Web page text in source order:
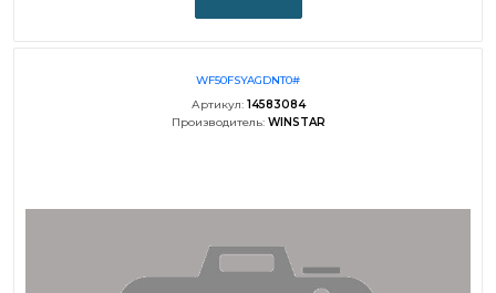
WF50FSYAGDNT0#
Артикул: 14583084
Производитель: WINSTAR